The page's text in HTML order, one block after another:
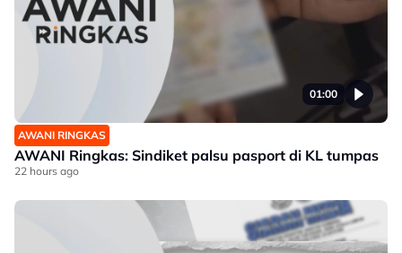
01:00
AWANI RINGKAS
AWANI Ringkas: Sindiket palsu pasport di KL tumpas
22 hours ago